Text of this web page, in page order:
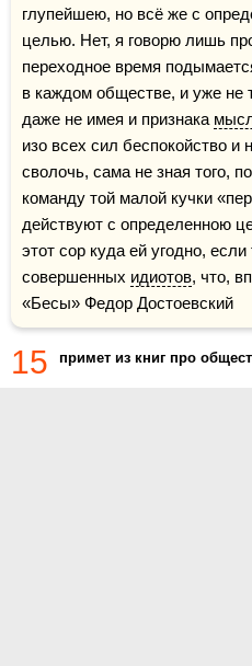
глупейшею, но всё же с
целью. Нет, я говорю лишь
переходное время
в каждом обществе, и уже не
даже не имея и признака
изо всех сил беспокойство
сволочь, сама не зная того,
команду той малой кучки
действуют с определенною
этот сор куда ей угодно,
совершенных идиотов, что,
«Бесы» Федор Достоевский
15 примет из книг про